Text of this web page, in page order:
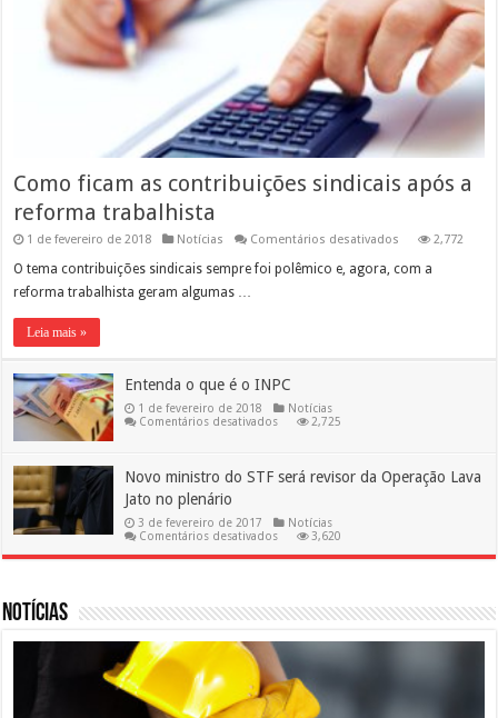
Como ficam as contribuições sindicais após a
reforma trabalhista
1 de fevereiro de 2018 Notícias Comentários desativados
ficam
2,772
O tema contribuições sindicais sempre foi polêmico e, agora, com a
reforma trabalhista geram algumas …
Leia mais »
Entenda o que é o INPC
1 de fevereiro de 2018
Notícias
Comentários desativadosem
é
o
2,725
Novo ministro do STF será revisor da Operação Lava
Jato no plenário
3 de fevereiro de 2017
Notícias
Comentários desativadosem
ministro
revisor
Operação
Lava
Jato
no
plenário
3,620
Notícias